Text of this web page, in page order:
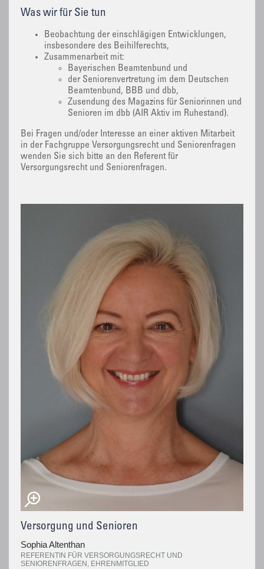
Was wir für Sie tun
Beobachtung der einschlägigen Entwicklungen,
insbesondere des Beihilferechts,
Zusammenarbeit mit:
Bayerischen Beamtenbund und
der Seniorenvertretung im dem Deutschen
Beamtenbund, BBB und dbb,
Zusendung des Magazins für Seniorinnen und
Senioren im dbb (AIR Aktiv im Ruhestand).
Bei Fragen und/oder Interesse an einer aktiven Mitarbeit
in der Fachgruppe Versorgungsrecht und Seniorenfragen
wenden Sie sich bitte an den Referent für
Versorgungsrecht und Seniorenfragen.
Versorgung und Senioren
Sophia Altenthan
REFERENTIN FÜR VERSORGUNGSRECHT UND
SENIORENFRAGEN, EHRENMITGLIED